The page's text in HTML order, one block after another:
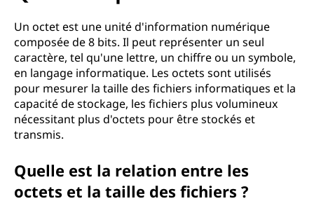
u
Un octet est une unité d'information numérique
composée de 8 bits. Il peut représenter un seul
caractère, tel qu'une lettre, un chiffre ou un symbole,
en langage informatique. Les octets sont utilisés
pour mesurer la taille des fichiers informatiques et la
capacité de stockage, les fichiers plus volumineux
nécessitant plus d'octets pour être stockés et
transmis.
Quelle est la relation entre les
octets et la taille des fichiers ?